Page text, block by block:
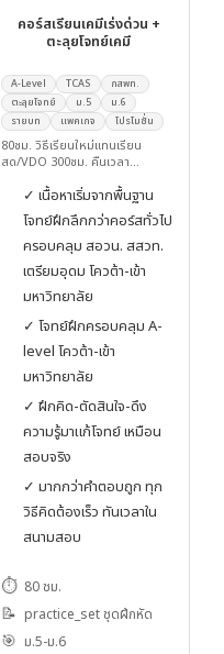
คอร์สเรียนเคมีเร่งด่วน +
ตะลุยโจทย์เคมี
A-Level TCAS
กสพท.
ตะลุยโจทย์
ม.5
ม.6
รายบท
แพคเกจ โปรโมชั่น
80ชม. วิธีเรียนใหม่แทนเรียน
สด/VDO 300ชม. คืนเวลา
✓ เนื้อหาเริ่มจากพื้นฐาน
โจทย์ฝึกลึกกว่าคอร์สทั่วไป
ครอบคลุม สอวน. สสวท.
เตรียมอุดม โควต้า-เข้า
มหาวิทยาลัย
✓ โจทย์ฝึกครอบคลุม A-
level โควต้า-เข้า
มหาวิทยาลัย
✓ ฝึกคิด-ตัดสินใจ-ดึง
ความรู้มาแก้โจทย์ เหมือน
สอบจริง
✓ มากกว่าคำตอบถูก ทุก
วิธีคิดต้องเร็ว ทันเวลาใน
สนามสอบ
⏱️ 80 ชม.
📝 practice_set ชุดฝึกหัด
🎯 ม.5-ม.6